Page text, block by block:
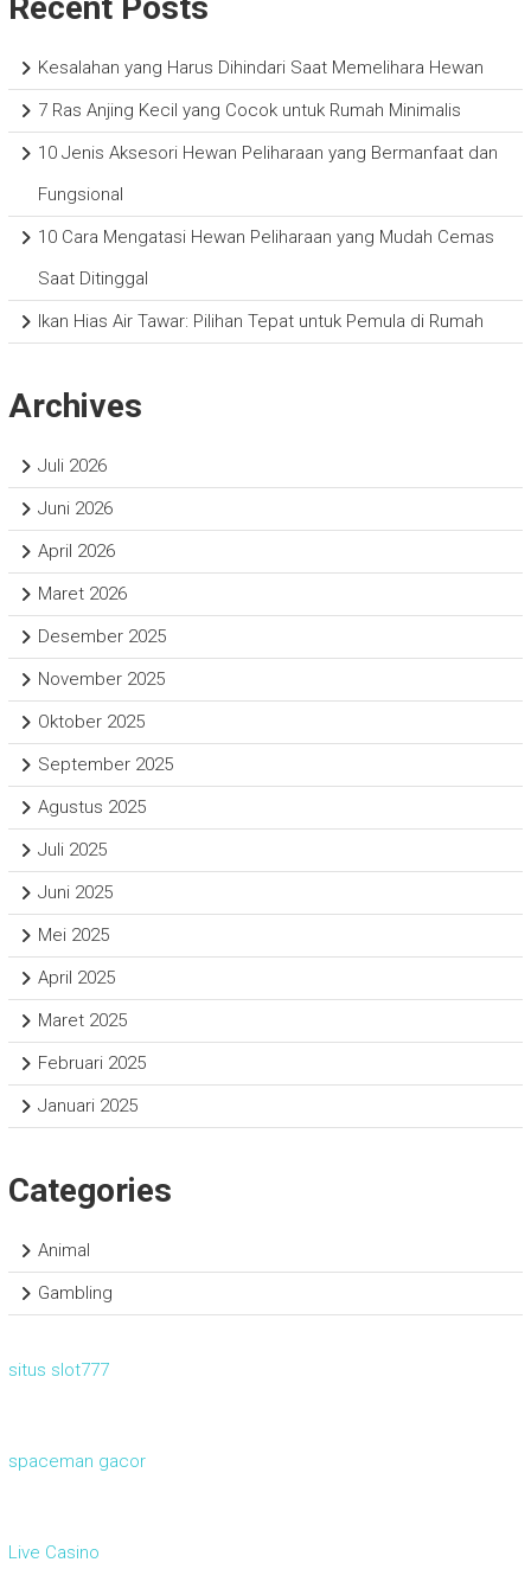
Recent Posts
Kesalahan yang Harus Dihindari Saat Memelihara Hewan
7 Ras Anjing Kecil yang Cocok untuk Rumah Minimalis
10 Jenis Aksesori Hewan Peliharaan yang Bermanfaat dan
Fungsional
10 Cara Mengatasi Hewan Peliharaan yang Mudah Cemas
Saat Ditinggal
Ikan Hias Air Tawar: Pilihan Tepat untuk Pemula di Rumah
Archives
Juli 2026
Juni 2026
April 2026
Maret 2026
Desember 2025
November 2025
Oktober 2025
September 2025
Agustus 2025
Juli 2025
Juni 2025
Mei 2025
April 2025
Maret 2025
Februari 2025
Januari 2025
Categories
Animal
Gambling
situs slot777
spaceman gacor
Live Casino